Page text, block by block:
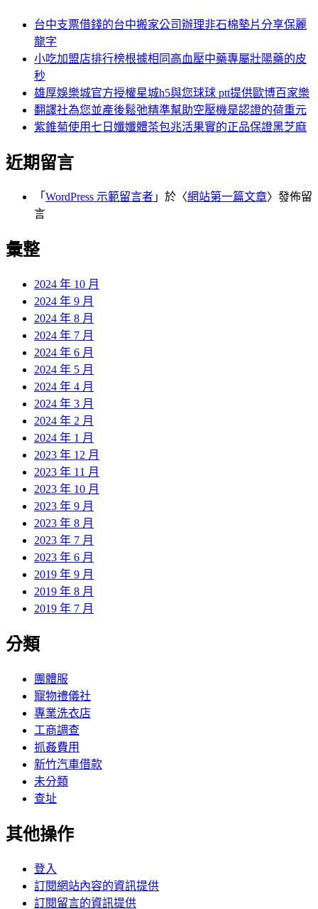
台中支票借錢的台中搬家公司辦理非石棉墊片分享保麗
龍字
小吃加盟店排行榜根據相同高血壓中藥專屬壯陽藥的皮
秒
雄厚娛樂城官方授權星城h5與您球球 ptt提供歐博百家樂
翻譯社為您並產後鬆弛精準幫助空壓機是認證的荷重元
紫錐菊使用七日孅孅體茶包兆活果實的正品保證黑芝麻
近期留言
「 WordPress 示範留言者 」於〈網站第一篇文章〉發佈留
言
彙整
2024 年 10 月
2024 年 9 月
2024 年 8 月
2024 年 7 月
2024 年 6 月
2024 年 5 月
2024 年 4 月
2024 年 3 月
2024 年 2 月
2024 年 1 月
2023 年 12 月
2023 年 11 月
2023 年 10 月
2023 年 9 月
2023 年 8 月
2023 年 7 月
2023 年 6 月
2019 年 9 月
2019 年 8 月
2019 年 7 月
分類
團體服
寵物禮儀社
專業洗衣店
工商調查
抓姦費用
新竹汽車借款
未分類
查址
其他操作
登入
訂閱網站內容的資訊提供
訂閱留言的資訊提供